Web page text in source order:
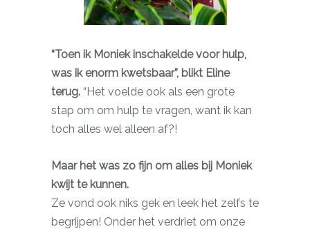
“Toen ik Moniek inschakelde voor hulp,
was ik enorm kwetsbaar”, blikt Eline
terug. “Het voelde ook als een grote
stap om om hulp te vragen, want ik kan
toch alles wel alleen af?!
Maar het was zo fijn om alles bij Moniek
kwijt te kunnen.
Ze vond ook niks gek en leek het zelfs te
begrijpen! Onder het verdriet om onze